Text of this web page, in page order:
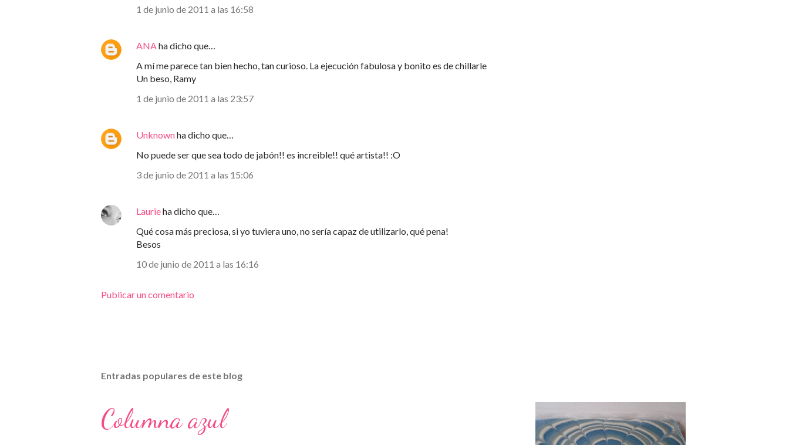
1 de junio de 2011 a las 16:58
ANAha dicho que…
A mí me parece tan bien hecho, tan curioso. La ejecución fabulosa y bonito es de chillarle
Un beso, Ramy
1 de junio de 2011 a las 23:57
Unknownha dicho que…
No puede ser que sea todo de jabón!! es increible!! qué artista!! :O
3 de junio de 2011 a las 15:06
Laurieha dicho que…
Qué cosa más preciosa, si yo tuviera uno, no sería capaz de utilizarlo, qué pena!
Besos
10 de junio de 2011 a las 16:16
Publicar un comentario
Entradas populares de este blog
Columna azul